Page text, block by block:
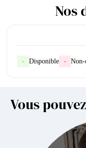
Nos
- Disponible - Non-
Vous